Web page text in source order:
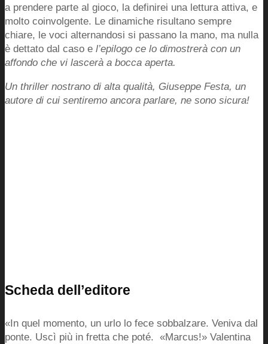
a prendere parte al gioco, la definirei una lettura attiva, e
molto coinvolgente. Le dinamiche risultano sempre
chiare, le voci alternandosi si passano la mano, ma nulla
è dettato dal caso e l’epilogo ce lo dimostrerà con un
affondo che vi lascerà a bocca aperta.
Un thriller nostrano di alta qualità, Giuseppe Festa, un
autore di cui sentiremo ancora parlare, ne sono sicura!
Scheda dell’editore
«In quel momento, un urlo lo fece sobbalzare. Veniva dal
ponte. Uscì più in fretta che poté. «Marcus!» Valentina